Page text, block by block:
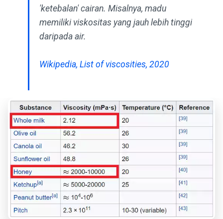
'ketebalan' cairan. Misalnya, madu
memiliki viskositas yang jauh lebih tinggi
daripada air.
Wikipedia, List of viscosities, 2020